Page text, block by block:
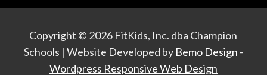
Copyright © 2026 FitKids, Inc. dba Champion
Schools | Website Developed by Bemo Design -
Wordpress Responsive Web Design